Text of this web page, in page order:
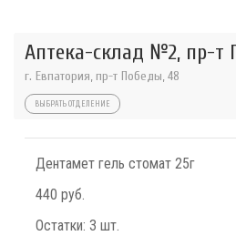
Аптека-склад №2, пр-т
г. Евпатория, пр-т Победы, 48
ВЫБРАТЬ ОТДЕЛЕНИЕ
Дентамет гель стомат 25г
440 руб.
Остатки: 3 шт.